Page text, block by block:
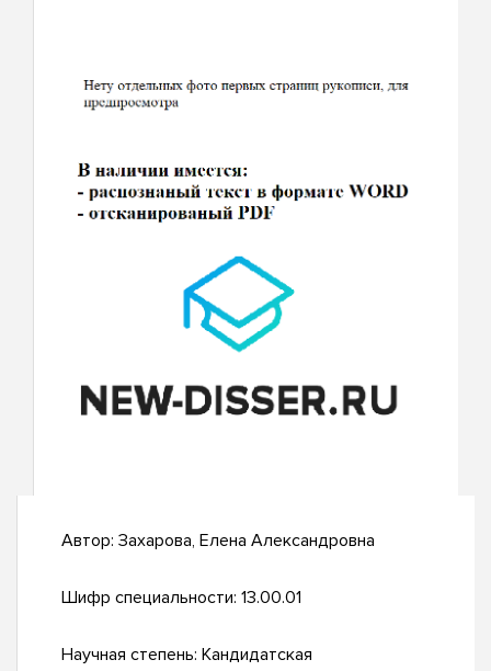
Автор: Захарова, Елена Александровна
Шифр специальности: 13.00.01
Научная степень: Кандидатская